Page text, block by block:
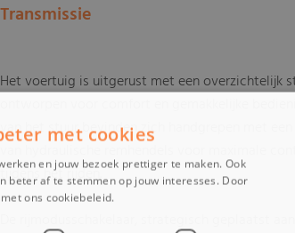
Transmissie
Het voertuig is uitgerust met een overzichtelijk
ontworpen voor comfort en gemakkelijke
van het stuur bevinden zich handgrepen met
van hydraulische remhendels voor maximale
tijdens het rijden.
De rijmodusschakelaar, strategisch geplaatst
met cookies
en jouw bezoek prettiger te maken. Ook
beter af te stemmen op jouw interesses. Door
ons cookiebeleid.